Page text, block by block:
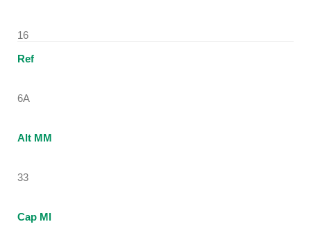
16
Ref
6A
Alt MM
33
Cap Ml